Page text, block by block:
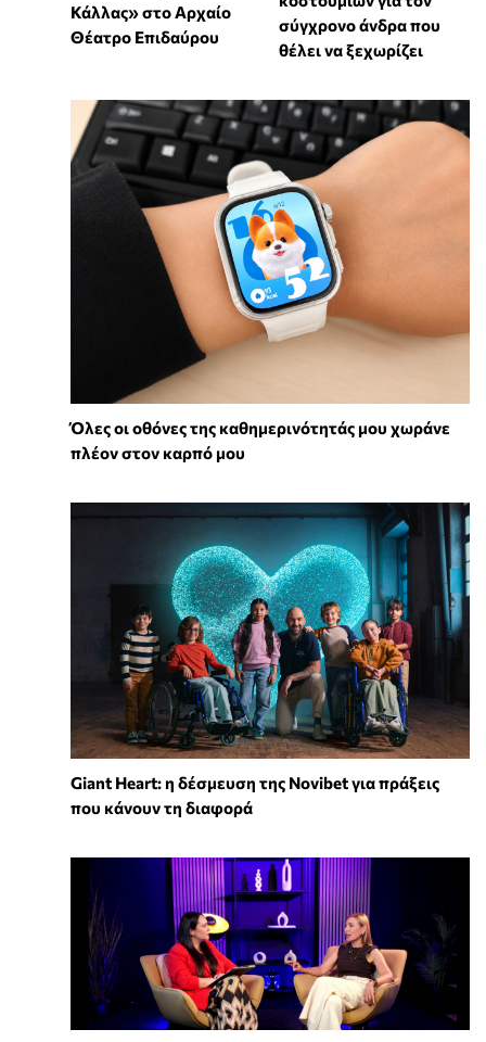
Κάλλας» στο Αρχαίο
Θέατρο Επιδαύρου
σύγχρονο άνδρα που
θέλει να ξεχωρίζει
Όλες οι οθόνες της καθημερινότητάς μου χωράνε
πλέον στον καρπό μου
Giant Heart: η δέσμευση της Novibet για πράξεις
που κάνουν τη διαφορά